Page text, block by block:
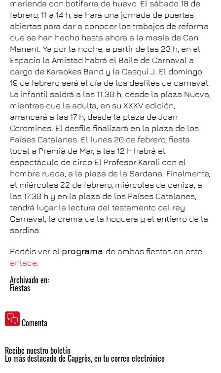
merienda con botifarra de huevo. El sábado 18 de
febrero, 11 a 14 h, se hará una jornada de puertas
abiertas para dar a conocer los trabajos de reforma
que se han hecho hasta ahora a la masía de Can
Manent. Ya por la noche, a partir de las 23 h, en el
Espacio la Amistad habrá el Baile de Carnaval a
cargo de Karaokes Band y la Casqui J. El domingo
19 de febrero será el día de los desfiles de carnaval.
La infantil saldrá a las 11.30 h, desde la plaza Nueva,
mientras que la adulta, en su XXXV edición,
arrancará a las 17 h, desde la plaza de Joan
Coromines. El desfile finalizará en la plaza de los
Países Catalanes. El lunes 20 de febrero, fiesta
local a Premià de Mar, a las 12 h habrá el
espectáculo de circo El Profesor Karoli con el
hombre rueda, a la plaza de la Sardana. Finalmente,
el miércoles 22 de febrero, miércoles de ceniza, a
las 17.30 h y en la plaza de los Países Catalanes,
tendrá lugar la lectura del testamento del rey
Carnaval, la crema de la hoguera y el entierro de la
sardina.
Podéis ver el programa de ambas fiestas en este
enlace.
Archivado en:
Fiestas
Comenta
Recibe nuestro boletín
Lo más destacado de Capgròs, en tu correo electrónico